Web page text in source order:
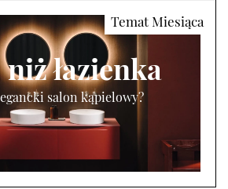
łazienka
salon kąpielowy?